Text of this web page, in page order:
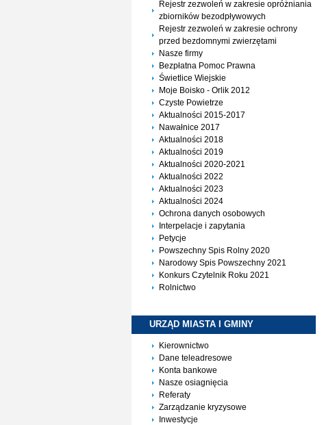
Rejestr zezwoleń w zakresie opróżniania
zbiorników bezodpływowych
Rejestr zezwoleń w zakresie ochrony
przed bezdomnymi zwierzętami
Nasze firmy
Bezpłatna Pomoc Prawna
Świetlice Wiejskie
Moje Boisko - Orlik 2012
Czyste Powietrze
Aktualności 2015-2017
Nawałnice 2017
Aktualności 2018
Aktualności 2019
Aktualności 2020-2021
Aktualności 2022
Aktualności 2023
Aktualności 2024
Ochrona danych osobowych
Interpelacje i zapytania
Petycje
Powszechny Spis Rolny 2020
Narodowy Spis Powszechny 2021
Konkurs Czytelnik Roku 2021
Rolnictwo
URZĄD MIASTA I GMINY
Kierownictwo
Dane teleadresowe
Konta bankowe
Nasze osiagnięcia
Referaty
Zarządzanie kryzysowe
Inwestycje